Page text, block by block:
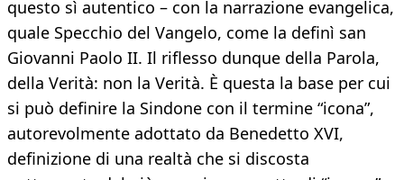
questo sì autentico – con la narrazione evangelica,
quale Specchio del Vangelo, come la definì san
Giovanni Paolo II. Il riflesso dunque della Parola,
della Verità: non la Verità. È questa la base per cui
si può definire la Sindone con il termine “icona”,
autorevolmente adottato da Benedetto XVI,
definizione di una realtà che si discosta